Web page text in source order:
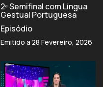
2ª Semifinal com Língua
Gestual Portuguesa
Episódio
Emitido a 28 Fevereiro, 2026